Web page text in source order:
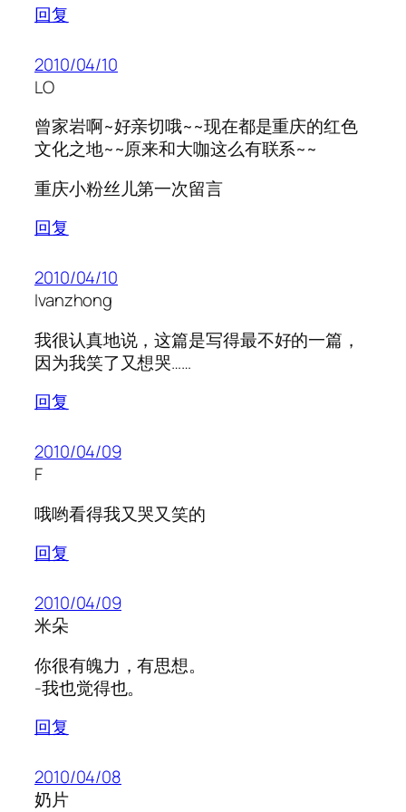
回复
2010/04/10
LO
曾家岩啊~好亲切哦~~现在都是重庆的红色
文化之地~~原来和大咖这么有联系~~
重庆小粉丝儿第一次留言
回复
2010/04/10
Ivanzhong
我很认真地说，这篇是写得最不好的一篇，
因为我笑了又想哭……
回复
2010/04/09
F
哦哟看得我又哭又笑的
回复
2010/04/09
米朵
你很有魄力，有思想。
-我也觉得也。
回复
2010/04/08
奶片